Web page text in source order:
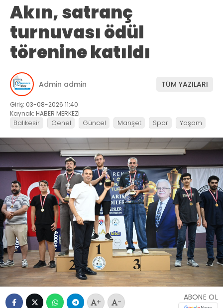
Akın, satranç
turnuvası ödül
törenine katıldı
Admin admin TÜM YAZILARI
Giriş: 03-08-2026 11:40
Kaynak: HABER MERKEZİ
Balıkesir Genel Güncel Manşet Spor Yaşam
+ -
ABONE OL